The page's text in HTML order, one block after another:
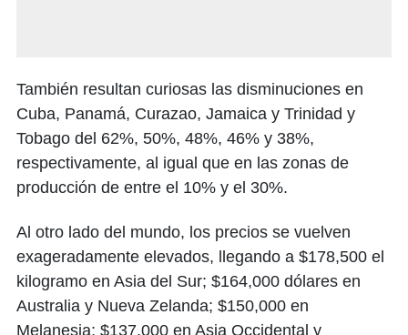
También resultan curiosas las disminuciones en
Cuba, Panamá, Curazao, Jamaica y Trinidad y
Tobago del 62%, 50%, 48%, 46% y 38%,
respectivamente, al igual que en las zonas de
producción de entre el 10% y el 30%.
Al otro lado del mundo, los precios se vuelven
exageradamente elevados, llegando a $178,500 el
kilogramo en Asia del Sur; $164,000 dólares en
Australia y Nueva Zelanda; $150,000 en
Melanesia; $137,000 en Asia Occidental y